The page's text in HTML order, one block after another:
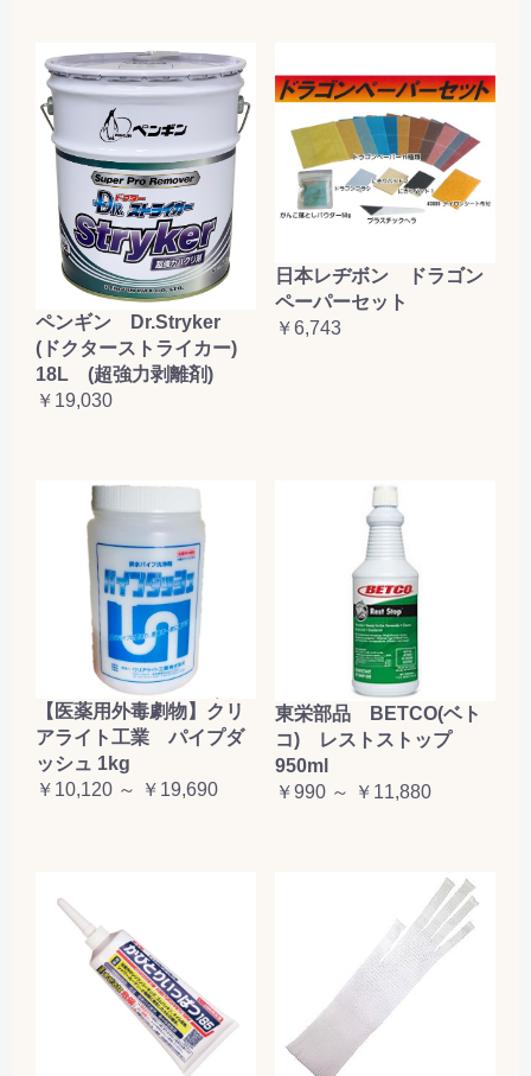
ペンギン Dr.Stryker
(ドクターストライカー)
18L (超強力剥離剤)
￥19,030
日本レヂボン ドラゴン
ペーパーセット
￥6,743
【医薬用外毒劇物】クリ
アライト工業 パイプダ
ッシュ 1kg
￥10,120 ～ ￥19,690
東栄部品 BETCO(ベト
コ) レストストップ
950ml
￥990 ～ ￥11,880